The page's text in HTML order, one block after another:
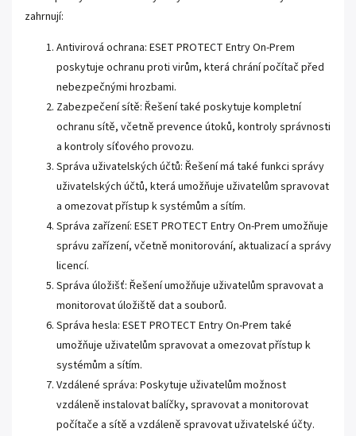
zahrnují:
Antivirová ochrana: ESET PROTECT Entry On-Prem
poskytuje ochranu proti virům, která chrání počítač před
nebezpečnými hrozbami.
Zabezpečení sítě: Řešení také poskytuje kompletní
ochranu sítě, včetně prevence útoků, kontroly správnosti
a kontroly síťového provozu.
Správa uživatelských účtů: Řešení má také funkci správy
uživatelských účtů, která umožňuje uživatelům spravovat
a omezovat přístup k systémům a sítím.
Správa zařízení: ESET PROTECT Entry On-Prem umožňuje
správu zařízení, včetně monitorování, aktualizací a správy
licencí.
Správa úložišť: Řešení umožňuje uživatelům spravovat a
monitorovat úložiště dat a souborů.
Správa hesla: ESET PROTECT Entry On-Prem také
umožňuje uživatelům spravovat a omezovat přístup k
systémům a sítím.
Vzdálené správa: Poskytuje uživatelům možnost
vzdáleně instalovat balíčky, spravovat a monitorovat
počítače a sítě a vzdáleně spravovat uživatelské účty.